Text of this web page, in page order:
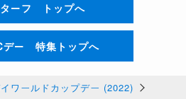
ターフ トップへ
デー 特集トップへ
イワールドカップデー (2022)